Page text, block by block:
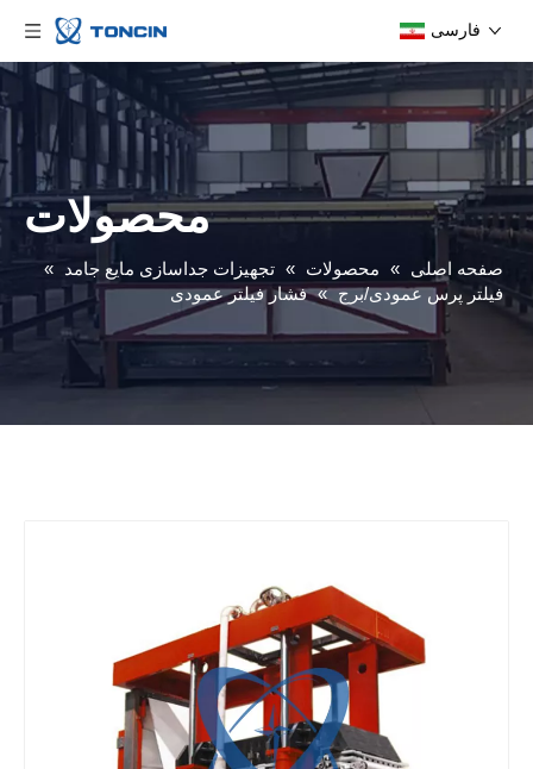
فارسی
محصولات
صفحه اصلی » محصولات » تجهیزات جداسازی مایع جامد »
فیلتر پرس عمودی/برج » فشار فیلتر عمودی